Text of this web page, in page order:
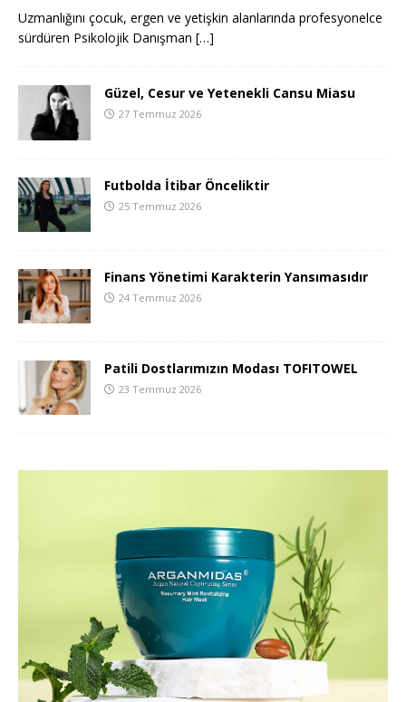
Uzmanlığını çocuk, ergen ve yetişkin alanlarında profesyonelce
sürdüren Psikolojik Danışman […]
Güzel, Cesur ve Yetenekli Cansu Miasu
27 Temmuz 2026
Futbolda İtibar Önceliktir
25 Temmuz 2026
Finans Yönetimi Karakterin Yansımasıdır
24 Temmuz 2026
Patili Dostlarımızın Modası TOFITOWEL
23 Temmuz 2026